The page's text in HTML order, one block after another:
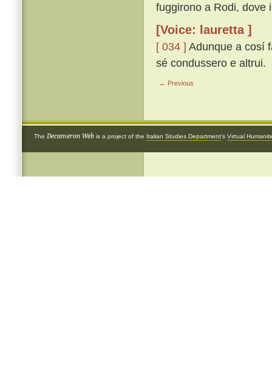
fuggirono a Rodi, dove
[Voice: lauretta ]
[ 034 ] Adunque a cosí
sé condussero e altrui.
← Previous
The Decameron Web is a project of the Italian Studies Department's Virtual